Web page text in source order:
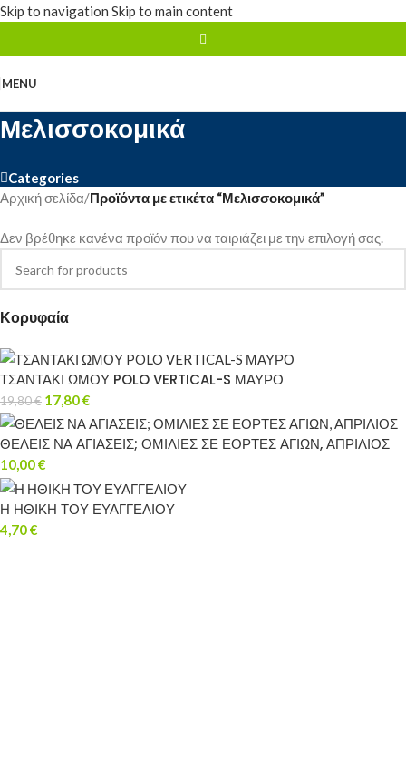
Skip to navigation Skip to main content
MENU
Μελισσοκομικά
Categories
Κορυφαία
ΤΣΑΝΤΑΚΙ ΩΜΟΥ POLO VERTICAL-S ΜΑΥΡΟ
19,80€ 17,80€
ΘΕΛΕΙΣ ΝΑ ΑΓΙΑΣΕΙΣ; ΟΜΙΛΙΕΣ ΣΕ ΕΟΡΤΕΣ ΑΓΙΩΝ, ΑΠΡΙΛΙΟΣ
10,00€
Η ΗΘΙΚΗ ΤΟΥ ΕΥΑΓΓΕΛΙΟΥ
4,70€
Αρχική σελίδα/Προϊόντα με ετικέτα “Μελισσοκομικά”
Δεν βρέθηκε κανένα προϊόν που να ταιριάζει με την επιλογή σας.